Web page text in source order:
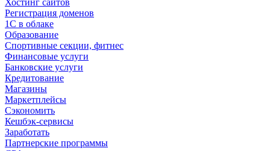
Хостинг сайтов
Регистрация доменов
1С в облаке
Образование
Спортивные секции, фитнес
Финансовые услуги
Банковские услуги
Кредитование
Магазины
Маркетплейсы
Сэкономить
Кешбэк-сервисы
Заработать
Партнерские программы